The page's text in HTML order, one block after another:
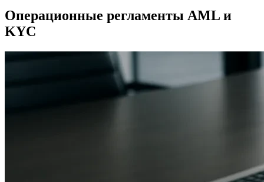
Операционные регламенты AML и
KYC